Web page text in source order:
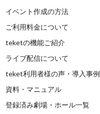
イベント作成の方法
ご利用料金について
teketの機能ご紹介
ライブ配信について
teket利用者様の声・導入事例
資料・マニュアル
登録済み劇場・ホール一覧